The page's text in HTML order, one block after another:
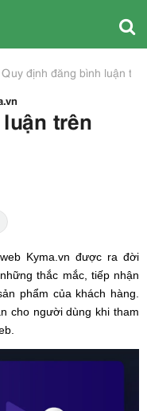
Quy định đăng bình luận
trên
Kyma.vn được ra đời
thắc mắc, tiếp nhận
phẩm của khách hàng.
cho người dùng khi tham